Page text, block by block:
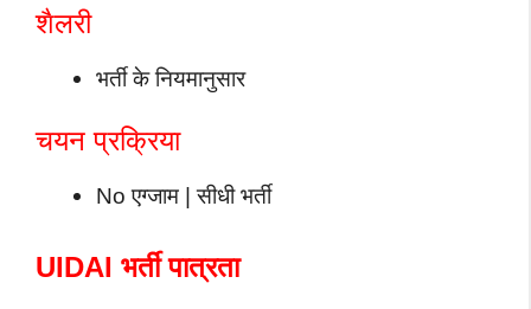
शैलरी
भर्ती के नियमानुसार
चयन प्रक्रिया
No एग्जाम | सीधी भर्ती
UIDAI भर्ती पात्रता